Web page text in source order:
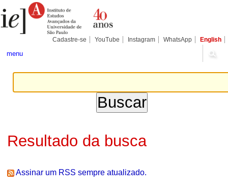
para
conteúdo.
Pessoais
Cadastre-se YouTube Instagram WhatsApp English
menu
Resultado da busca
Assinar um RSS sempre atualizado.